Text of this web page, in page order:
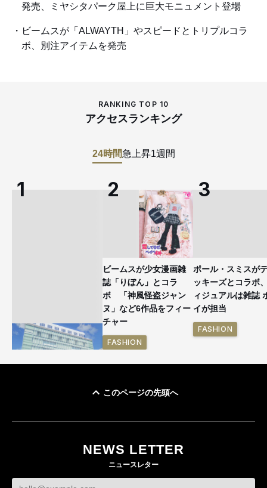
発売、ミヤシタパーク屋上に巨大モニュメント登場
ビームスが「ALWAYTH」やスピードとトリプルコラ
ボ、別注アイテムを発売
RANKING TOP 10
アクセスランキング
24時間急上昇1週間
ビームスが少女漫画雑
誌「りぼん」とコラ
ボ 「神風怪盗ジャン
ヌ」など6作品をフィー
チャー
FASHION
ポール・スミスが
ッキーズとコラボ
ィジュアルは雑誌
イが担当
FASHION
このページの先頭へ
NEWS LETTER
ニュースレター